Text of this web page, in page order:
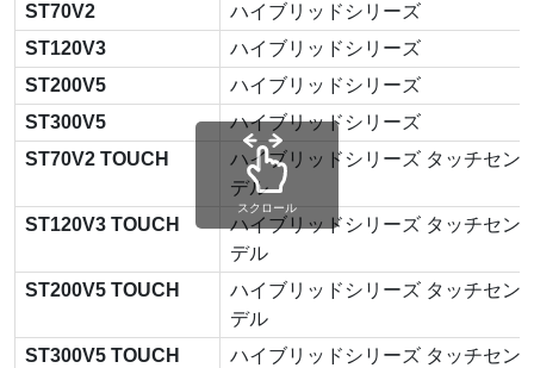
ST70V2
ハイブリッドシリーズ
ST120V3
ハイブリッドシリーズ
ST200V5
ハイブリッドシリーズ
ST300V5
ハイブリッドシリーズ
ST70V2 TOUCH
ハイブリッドシリーズ タッチセン
デル
ST120V3 TOUCH
ハイブリッドシリーズ タッチセン
デル
ST200V5 TOUCH
ハイブリッドシリーズ タッチセン
デル
ST300V5 TOUCH
ハイブリッドシリーズ タッチセン
スクロール